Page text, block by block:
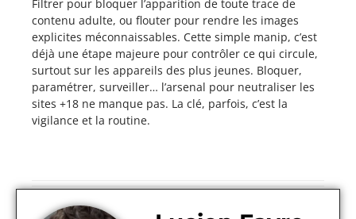
Filtrer pour bloquer l’apparition de toute trace de
contenu adulte, ou flouter pour rendre les images
explicites méconnaissables. Cette simple manip, c’est
déjà une étape majeure pour contrôler ce qui circule,
surtout sur les appareils des plus jeunes. Bloquer,
paramétrer, surveiller… l’arsenal pour neutraliser les
sites +18 ne manque pas. La clé, parfois, c’est la
vigilance et la routine.